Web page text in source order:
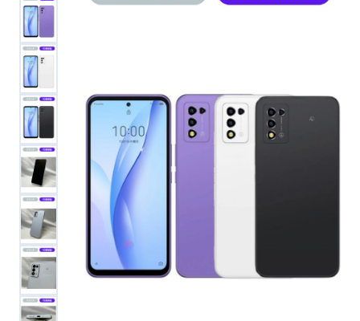
コラム
便利ツール